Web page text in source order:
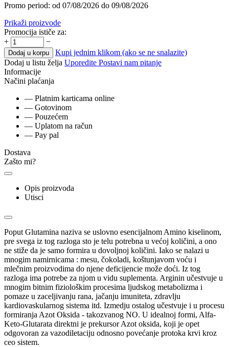
Promo period: od 07/08/2026 do 09/08/2026
Prikaži proizvode
Promocija ističe za:
+
−
Dodaj u korpu
Kupi jednim klikom (ako se ne snalazite)
Dodaj u listu želja Uporedite Postavi nam pitanje
Informacije
Načini plaćanja
— Platnim karticama online
— Gotovinom
— Pouzećem
— Uplatom na račun
— Pay pal
Dostava
Zašto mi?
Opis proizvoda
Utisci
Poput Glutamina naziva se uslovno esencijalnom Amino kiselinom,
pre svega iz tog razloga sto je telu potrebna u većoj količini, a ono
ne stiže da je samo formira u dovoljnoj količini. Iako se nalazi u
mnogim namirnicama : mesu, čokoladi, koštunjavom voću i
mlečnim proizvodima do njene deficijencie može doći. Iz tog
razloga ima potrebe za njom u vidu suplementa. Arginin učestvuje u
mnogim bitnim fiziološkim procesima ljudskog metabolizma i
pomaze u zaceljivanju rana, jačanju imuniteta, zdravlju
kardiovaskularnog sistema itd. Izmedju ostalog učestvuje i u procesu
formiranja Azot Oksida - takozvanog NO. U idealnoj formi, Alfa-
Keto-Glutarata direktni je prekursor Azot oksida, koji je opet
odgovoran za vazodiletaciju odnosno povećanje protoka krvi kroz
ceo sistem.